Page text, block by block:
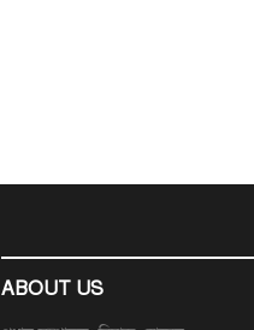
ABOUT US